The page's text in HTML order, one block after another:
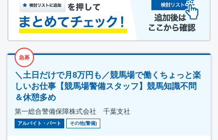
急募
＼土日だけで月8万円も／競馬場で働くちょっと楽
しいお仕事【競馬場警備スタッフ】競馬知識不問
＆休憩多め
第一総合警備保障株式会社 千葉支社
アルバイト・パート その他(警備)